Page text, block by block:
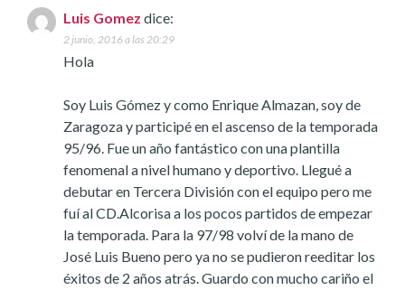
Luis Gomez dice:
2 junio, 2016 a las 20:29
Hola
Soy Luis Gómez y como Enrique Almazan, soy de
Zaragoza y participé en el ascenso de la temporada
95/96. Fue un año fantástico con una plantilla
fenomenal a nivel humano y deportivo. Llegué a
debutar en Tercera División con el equipo pero me
fuí al CD.Alcorisa a los pocos partidos de empezar
la temporada. Para la 97/98 volví de la mano de
José Luis Bueno pero ya no se pudieron reeditar los
éxitos de 2 años atrás. Guardo con mucho cariño el